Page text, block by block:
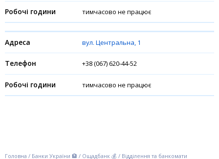
тимчасово не працює
вул. Центральна, 1
+38 (067) 620-44-52
тимчасово не працює
Головна / Банки України 🏦 / Ощадбанк 💰 / Відділення та банкомати